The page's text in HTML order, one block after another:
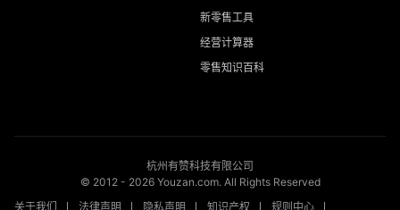
新零售工具
经营计算器
零售知识百科
杭州有赞科技有限公司
© 2012 - 2026Youzan.com. All Rights Reserved
关于我们
法律声明 隐私声明 知识产权 规则中心